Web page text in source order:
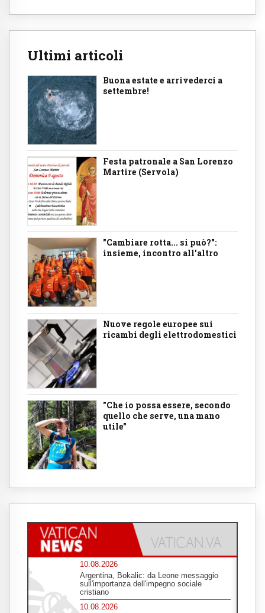
Ultimi articoli
Buona estate e arrivederci a
settembre!
Festa patronale a San Lorenzo
Martire (Servola)
"Cambiare rotta... si può?":
insieme, incontro all'altro
Nuove regole europee sui
ricambi degli elettrodomestici
"Che io possa essere, secondo
quello che serve, una mano
utile"
10.08.2026
Argentina, Bokalic: da Leone messaggio
sull'importanza dell'impegno sociale
cristiano
10.08.2026